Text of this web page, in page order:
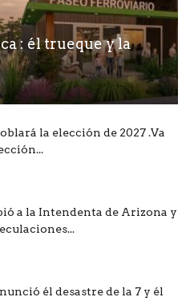
: él trueque y la
la elección de 2027 .Va
a la Intendenta de Arizona y
él desastre de la 7 y él